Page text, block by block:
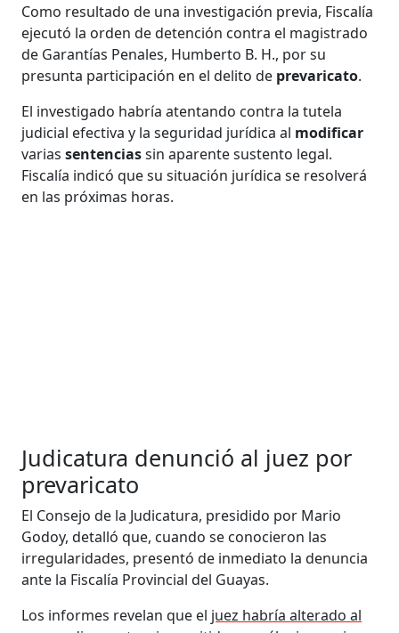
Como resultado de una investigación previa, Fiscalía
ejecutó la orden de detención contra el magistrado
de Garantías Penales, Humberto B. H., por su
presunta participación en el delito de prevaricato.
El investigado habría atentando contra la tutela
judicial efectiva y la seguridad jurídica al modificar
variassentenciassin aparente sustento legal.
Fiscalía indicó que su situación jurídica se resolverá
en las próximas horas.
Judicatura denunció al juez por
prevaricato
El Consejo de la Judicatura, presidido por Mario
Godoy, detalló que, cuando se conocieron las
irregularidades, presentó de inmediato la denuncia
ante la Fiscalía Provincial del Guayas.
Los informes revelan que el juez habría alterado al